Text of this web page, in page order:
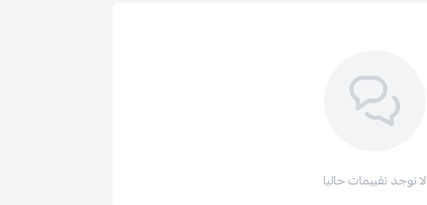
لا توجد تقييمات حاليا